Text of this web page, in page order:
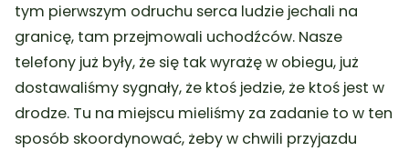
tym pierwszym odruchu serca ludzie jechali na
granicę, tam przejmowali uchodźców. Nasze
telefony już były, że się tak wyrażę w obiegu, już
dostawaliśmy sygnały, że ktoś jedzie, że ktoś jest w
drodze. Tu na miejscu mieliśmy za zadanie to w ten
sposób skoordynować, żeby w chwili przyjazdu